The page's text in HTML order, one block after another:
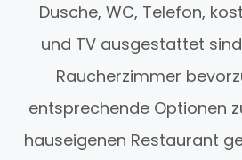
Dusche, WC, Telefon,
und TV ausgestattet
Raucherzimmer
entsprechende Optionen
hauseigenen Restaurant